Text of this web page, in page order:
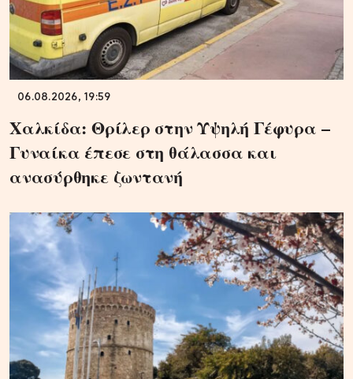
06.08.2026, 19:59
Χαλκίδα: Θρίλερ στην Υψηλή Γέφυρα –
Γυναίκα έπεσε στη θάλασσα και
ανασύρθηκε ζωντανή